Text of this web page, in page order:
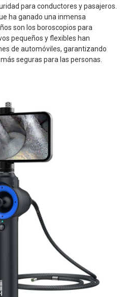
para conductores y pasajeros.
ha ganado una inmensa
son los boroscopios para
pequeños y flexibles han
de automóviles, garantizando
seguras para las personas.